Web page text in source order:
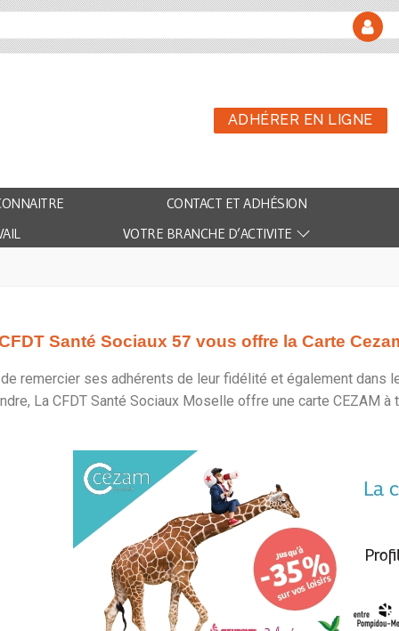
ADHÉRER EN LIGNE
CONTACT ET ADHÉSION
VOTRE BRANCHE D’ACTIVITE
Santé Sociaux 57 vous offre la Carte
remercier ses adhérents de leur fidélité et également dans
La CFDT Santé Sociaux Moselle offre une carte CEZAM